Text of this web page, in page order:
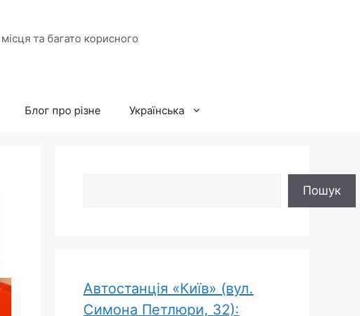
та багато корисного
Блог про різне Українська
Пошук
Автостанція «Київ» (вул.
Симона Петлюри, 32):